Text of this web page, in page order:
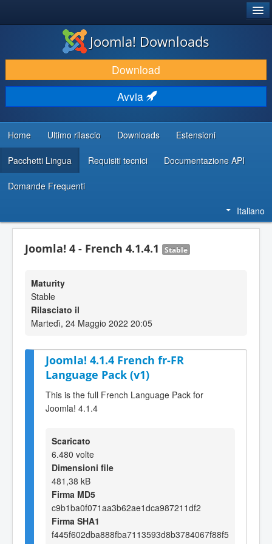
SCARICA & ESTENDI
SCOPRI & IMPARA
COMUNITÀ & SUPPORTO
RISORSE PER SVILUPPATORI
Joomla! Downloads
Download
Avvia
Home Ultimo rilascio Downloads Estensioni
Pacchetti Lingua Requisiti tecnici Documentazione API
Domande Frequenti
Italiano
Joomla! 4 - French 4.1.4.1 Stable
Maturity
Stable
Rilasciato il
Martedì, 24 Maggio 2022 20:05
Joomla! 4.1.4 French fr-FR
Language Pack (v1)
This is the full French Language Pack for
Joomla! 4.1.4
Scaricato
6.480 volte
Dimensioni file
481,38 kB
Firma MD5
c9b1ba0f071aa3b62ae1dca987211df2
Firma SHA1
f445f602dba888fba7113593d8b3784067f88f5